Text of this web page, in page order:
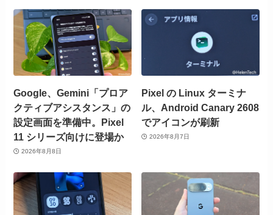
Google、Gemini「プロア
クティブアシスタンス」の
設定画面を準備中。Pixel
11 シリーズ向けに登場か
2026年8月8日
Pixel の Linux ターミナ
ル、Android Canary 2608
でアイコンが刷新
2026年8月7日